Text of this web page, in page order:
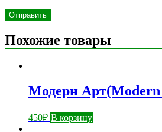
Похожие товары
Модерн
450₽ В корзину